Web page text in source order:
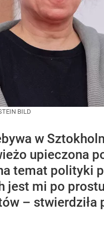
BILD
w
upieczona
temat polityki
jest mi po
– stwierdziła